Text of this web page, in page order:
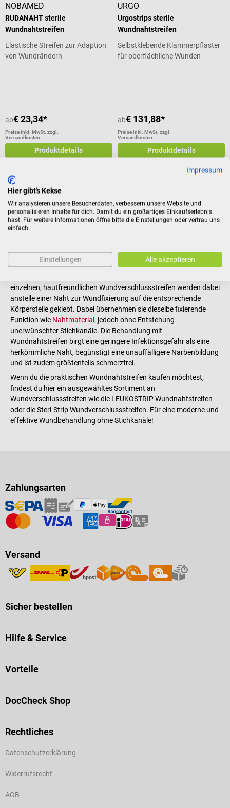
NOBAMED
RUDANAHT sterile
Wundnahtstreifen
Elastische Streifen zur Adaption
von Wundrändern
ab€ 23,34*
Preise inkl. MwSt. zzgl.
Versandkosten
Produktdetails
URGO
Urgostrips sterile
Wundnahtstreifen
Selbstklebende Klammerpflaster
für oberflächliche Wunden
ab€ 131,88*
Preise inkl. MwSt. zzgl.
Versandkosten
Produktdetails
Wundnahtstreifen – die perfekte Lösung bei
kleineren Wunden
Wundverschlussstreifengenannt, die perfekte Alternative zu einer
herkömmlichen chirurgischen Naht. Mithilfe der praktischen Steri-
einzelnen, hautfreundlichen Wundverschlussstreifen werden dabei
anstelle einer Naht zur Wundfixierung auf die entsprechende
Körperstelle geklebt. Dabei übernehmen sie dieselbe fixierende
Funktion wie Nahtmaterial , jedoch ohne Entstehung
unerwünschter Stichkanäle. Die Behandlung mit
Wundnahtstreifen birgt eine geringere Infektionsgefahr als eine
herkömmliche Naht, begünstigt eine unauffälligere Narbenbildung
und ist zudem größtenteils schmerzfrei.
Wenn du die praktischen Wundnahtstreifen kaufen möchtest,
findest du hier ein ausgewähltes Sortiment an
Wundverschlussstreifen wie die LEUKOSTRIP Wundnahtstreifen
oder die Steri-Strip Wundverschlussstreifen. Für eine moderne und
effektive Wundbehandlung ohne Stichkanäle!
Zahlungsarten
Versand
Sicher bestellen
Hilfe & Service
Vorteile
DocCheck Shop
Rechtliches
Datenschutzerklärung
Widerrufsrecht
AGB
Impressum
Hier gibt's Kekse
Wir analysieren unsere Besucherdaten, verbessern unsere Website und
personalisieren Inhalte für dich. Damit du ein großartiges Einkaufserlebnis
hast. Für weitere Informationen öffne bitte die Einstellungen oder vertrau uns
einfach.
Einstellungen Alle akzeptieren